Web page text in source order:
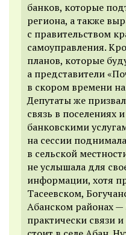
банков, которые
региона, а также
с правительством
самоуправления.
планов, которые
а представители
в скором времени на
Депутаты же
связь в поселениях
банковскими
на сессии
в сельской
не услышала для
информации, хотя
Тасеевском,
Абанском районах—
практически связи